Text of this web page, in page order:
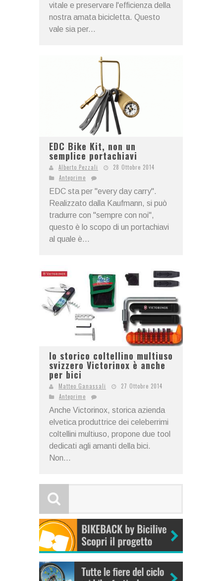
vitale e preservare l'efficienza della
nostra amata bicicletta. Questo
vale sia per...
EDC Bike Kit, non un
semplice portachiavi
Alberto Pezzali
28 Ottobre 2014
Anteprime
EDC sta per "every day carry".
Realizzato dalla Kaufmann, si può
tradurre con "sempre con noi",
questo è lo scopo di un portachiavi
al quale è...
lo storico coltellino multiuso
svizzero Victorinox è anche
per bici
Matteo Ganassali
27 Ottobre 2014
Anteprime
Anche Victorinox, storica azienda
elvetica produttrice dei celeberrimi
coltellini multiuso, propone due tool
dedicati agli amanti della bici.
Non...